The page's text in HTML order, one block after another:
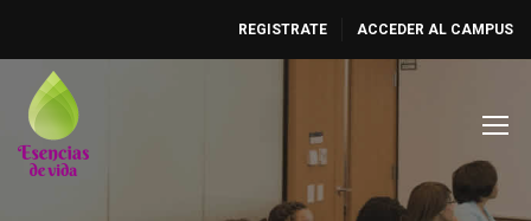
REGISTRATE ACCEDER AL CAMPUS